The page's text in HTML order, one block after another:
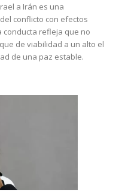
a Irán es una
conflicto con efectos
conducta refleja que no
de viabilidad a un alto el
de una paz estable.